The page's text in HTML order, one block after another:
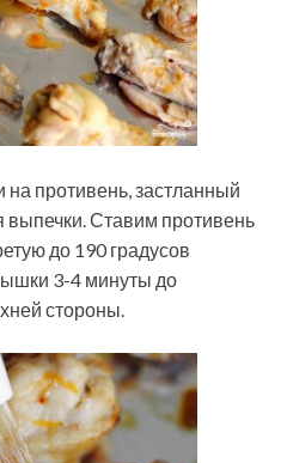
противень, застланный
выпечки. Ставим противень
до 190 градусов
3-4 минуты до
стороны.